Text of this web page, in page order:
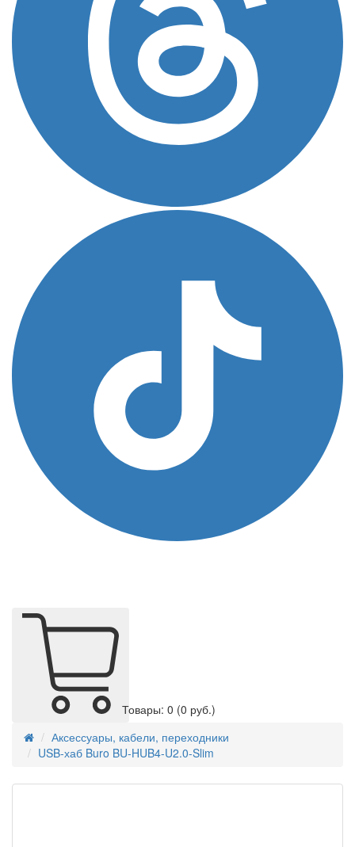
Товары: 0 (0 руб.)
Аксессуары, кабели, переходники
USB-хаб Buro BU-HUB4-U2.0-Slim